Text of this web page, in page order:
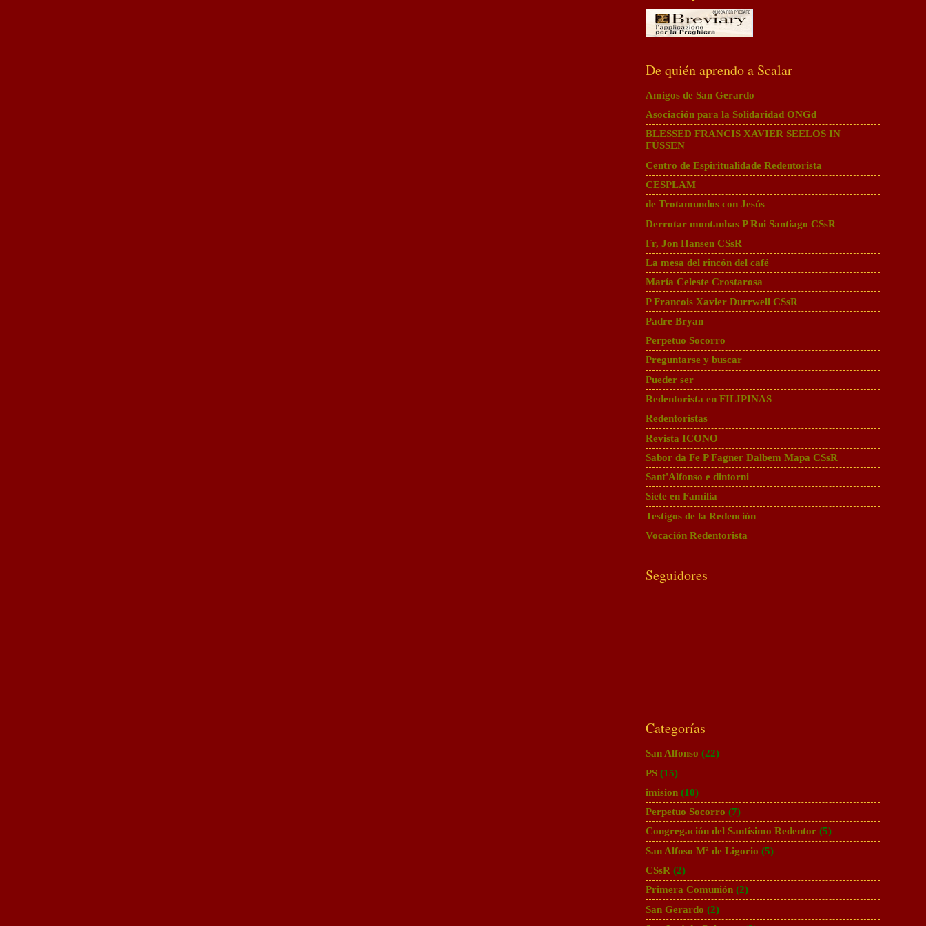
De quién aprendo a Scalar
Amigos de San Gerardo
Asociación para la Solidaridad ONGd
BLESSED FRANCIS XAVIER SEELOS IN
FÜSSEN
Centro de Espiritualidade Redentorista
CESPLAM
de Trotamundos con Jesús
Derrotar montanhas P Rui Santiago CSsR
Fr, Jon Hansen CSsR
La mesa del rincón del café
María Celeste Crostarosa
P Francois Xavier Durrwell CSsR
Padre Bryan
Perpetuo Socorro
Preguntarse y buscar
Pueder ser
Redentorista en FILIPINAS
Redentoristas
Revista ICONO
Sabor da Fe P Fagner Dalbem Mapa CSsR
Sant'Alfonso e dintorni
Siete en Familia
Testigos de la Redención
Vocación Redentorista
Seguidores
Categorías
San Alfonso (22)
PS (15)
imision (10)
Perpetuo Socorro (7)
Congregación del Santísimo Redentor (5)
San Alfoso Mª de Ligorio (5)
CSsR (2)
Primera Comunión (2)
San Gerardo (2)